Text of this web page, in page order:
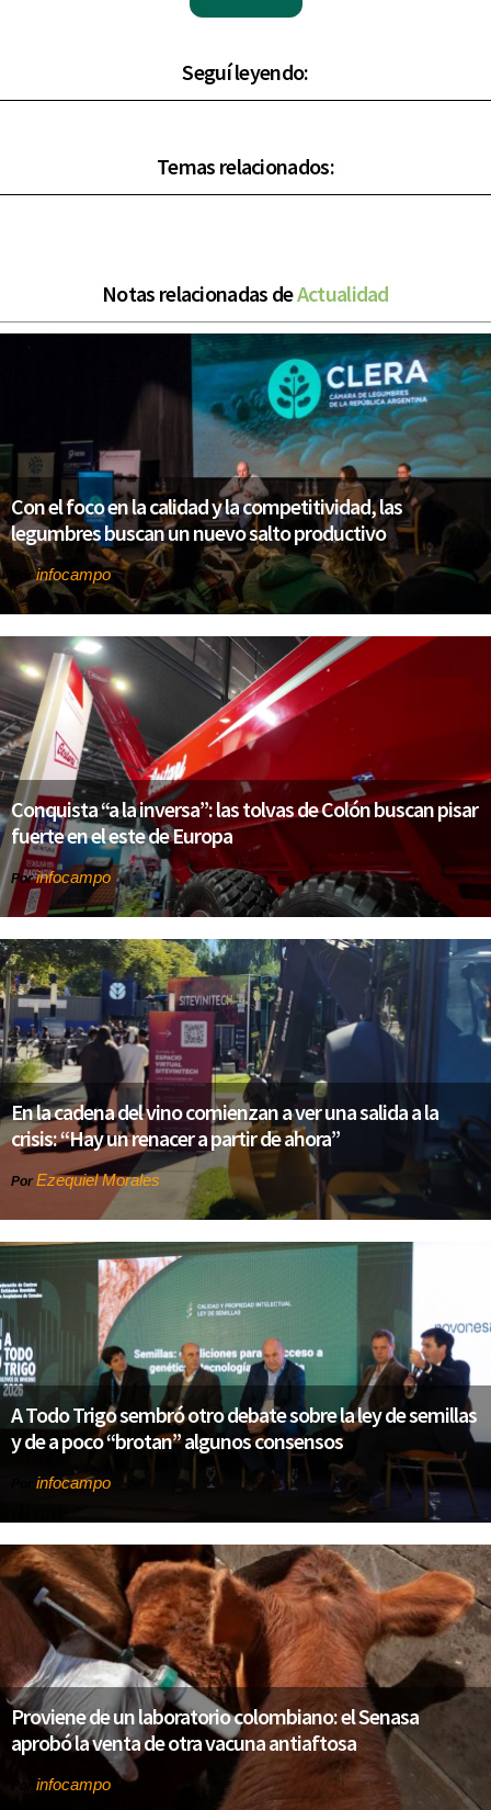
Seguí leyendo:
Temas relacionados:
Notas relacionadas deActualidad
Con el foco en la calidad y la competitividad, las
legumbres buscan un nuevo salto productivo
Porinfocampo
Conquista “a la inversa”: las tolvas de Colón buscan pisar
fuerte en el este de Europa
Porinfocampo
En la cadena del vino comienzan a ver una salida a la
crisis: “Hay un renacer a partir de ahora”
Por Ezequiel Morales
A Todo Trigo sembró otro debate sobre la ley de semillas
y de a poco “brotan” algunos consensos
infocampo
Proviene de un laboratorio colombiano: el Senasa
aprobó la venta de otra vacuna antiaftosa
Por infocampo